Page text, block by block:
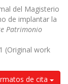
del Magisterio
de implantar la
Patrimonio
(Original work
de cita